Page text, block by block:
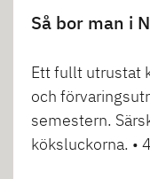
Så bor man i
Ett fullt utrustat
och
semestern.
köksluckorna. •